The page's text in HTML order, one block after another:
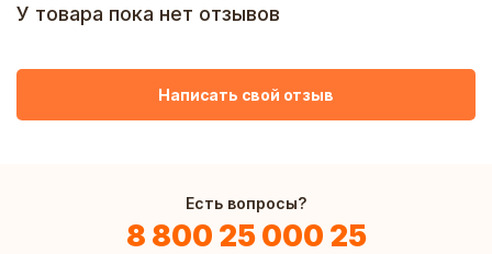
У товара пока нет отзывов
Написать свой отзыв
Есть вопросы?
8 800 25 000 25